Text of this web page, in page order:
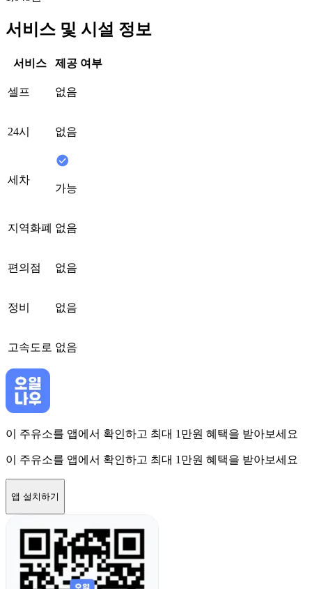
서비스 및 시설 정보
서비스 제공 여부
셀프 없음
24시 없음
세차
가능
지역화폐 없음
편의점 없음
정비 없음
고속도로 없음
이 주유소를 앱에서 확인하고 최대 1만원 혜택을 받아보세요
이 주유소를 앱에서 확인하고 최대 1만원 혜택을 받아보세요
앱 설치하기